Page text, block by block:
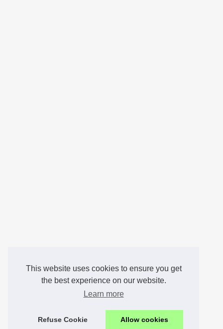
This website uses cookies to ensure you get
the best experience on our website.
Learn more
Refuse Cookie Allow cookies